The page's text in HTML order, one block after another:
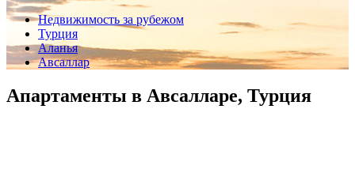
Недвижимость за рубежом
Турция
Аланья
Авсаллар
Апартаменты в Авсалларе, Турция